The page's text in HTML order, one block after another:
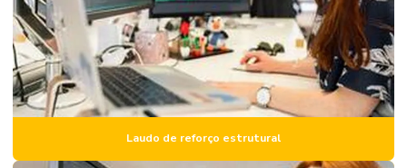
Inspeção predial
Inspeção predial condomínio
Inspeção predial com drone
Laudo de reforço estrutural